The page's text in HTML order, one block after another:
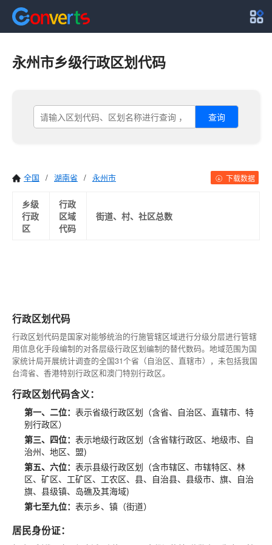
永州市乡级行政区划代码
查询
全国 / 湖南省 / 永州市 下载数据
乡级
行政
区
行政
区域
代码
街道、村、社区总数
行政区划代码
行政区划代码是国家对能够统治的行施管辖区域进行分级分层进行管辖
用信息化手段编制的对各层级行政区划编制的替代数码。地域范围为国
家统计局开展统计调查的全国31个省（自治区、直辖市），未包括我国
台湾省、香港特别行政区和澳门特别行政区。
行政区划代码含义：
第一、二位： 表示省级行政区划（含省、自治区、直辖市、特
别行政区）
第三、四位： 表示地级行政区划（含省辖行政区、地级市、自
治州、地区、盟)
第五、六位： 表示县级行政区划（含市辖区、市辖特区、林
区、矿区、工矿区、工农区、县、自治县、县级市、旗、自治
旗、县级镇、岛礁及其海域)
第七至九位： 表示乡、镇（街道）
居民身份证：